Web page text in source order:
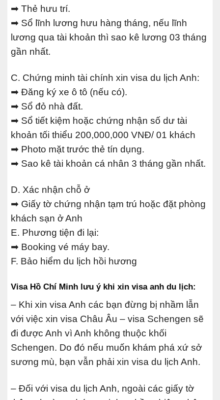
➡ Thẻ hưu trí.
➡ Sổ lĩnh lương hưu hàng tháng, nếu lĩnh
lương qua tài khoản thì sao kê lương 03 tháng
gần nhất.
C. Chứng minh tài chính xin visa du lịch Anh:
➡ Đăng ký xe ô tô (nếu có).
➡ Sổ đỏ nhà đất.
➡ Sổ tiết kiệm hoặc chứng nhận số dư tài
khoản tối thiểu 200,000,000 VNĐ/ 01 khách
➡ Photo mặt trước thẻ tín dụng.
➡ Sao kê tài khoản cá nhân 3 tháng gần nhất.
D. Xác nhận chỗ ở
➡ Giấy tờ chứng nhận tạm trú hoặc đặt phòng
khách sạn ở Anh
E. Phương tiện đi lại:
➡ Booking vé máy bay.
F. Bảo hiểm du lịch hồi hương
Visa Hồ Chí Minh lưu ý khi xin visa anh du lịch:
– Khi xin visa Anh các bạn đừng bị nhầm lẫn
với việc xin visa Châu Âu – visa Schengen sẽ
đi được Anh vì Anh không thuộc khối
Schengen. Do đó nếu muốn khám phá xứ sở
sương mù, bạn vẫn phải xin visa du lịch Anh.
– Đối với visa du lịch Anh, ngoài các giấy tờ